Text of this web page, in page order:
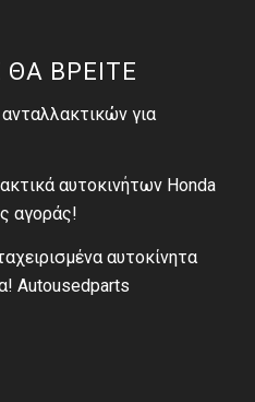
ΘΑ ΒΡΕΙΤΕ
για
αυτοκινήτων Honda
αγοράς!
αυτοκίνητα
Autousedparts